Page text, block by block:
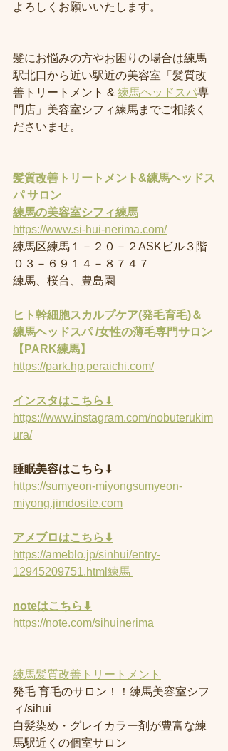
よろしくお願いいたします。
髪にお悩みの方やお困りの場合は練馬
駅北口から近い駅近の美容室「髪質改
善トリートメント & 練馬ヘッドスパ専
門店」美容室シフィ練馬までご相談く
ださいませ。
髪質改善トリートメント&練馬ヘッドス
パ サロン
練馬の美容室シフィ練馬
https://www.si-hui-nerima.com/
練馬区練馬１－２０－２ASKビル３階
０３－６９１４－８７４７
練馬、桜台、豊島園
ヒト幹細胞スカルプケア(発毛育毛)＆
練馬ヘッドスパ /女性の薄毛専門サロン
【PARK練馬】
https://park.hp.peraichi.com/
インスタはこちら ⬇︎
https://www.instagram.com/nobuterukim
ura/
睡眠美容はこちら ⬇︎
https://sumyeon-miyongsumyeon-
miyong.jimdosite.com
アメブロはこちら⬇︎
https://ameblo.jp/sinhui/entry-
12945209751.html練馬
noteはこちら⬇︎
https://note.com/sihuinerima
練馬髪質改善トリートメント
発毛 育毛のサロン！！練馬美容室シフ
ィ/sihui
白髪染め・グレイカラー剤が豊富な練
馬駅近くの個室サロン